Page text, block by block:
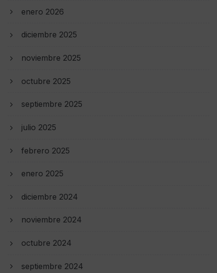
enero 2026
diciembre 2025
noviembre 2025
octubre 2025
septiembre 2025
julio 2025
febrero 2025
enero 2025
diciembre 2024
noviembre 2024
octubre 2024
septiembre 2024